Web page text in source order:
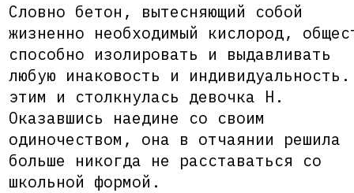
Словно бетон, вытесняющий собой
жизненно необходимый кислород,
способно изолировать и выдавливать
любую инаковость и
этим и столкнулась девочка Н.
Оказавшись наедине со своим
одиночеством, она в отчаянии решила
больше никогда не расставаться со
школьной формой.